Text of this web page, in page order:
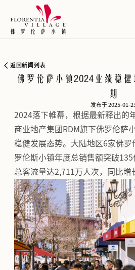
返回新闻列表
佛罗伦萨小镇2024业绩稳
期
发布于 2025-01-
2024落下帷幕，根据最新释出的
商业地产集团RDM旗下佛罗伦萨
稳健发展态势。大陆地区6家佛罗
罗伦斯小镇年度总销售额突破135
总客流量达2,711万人次，同比增